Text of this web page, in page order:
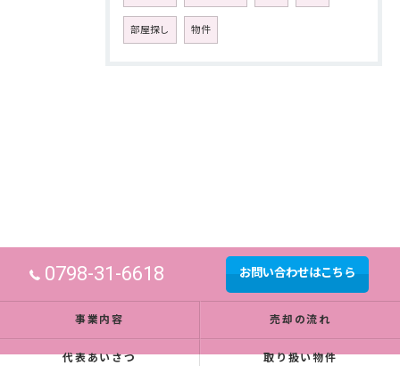
部屋探し 物件
0798-31-6618 お問い合わせはこちら
事業内容 売却の流れ
代表あいさつ 取り扱い物件